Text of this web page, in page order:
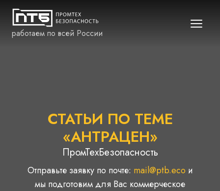
работаем по всей России
СТАТЬИ ПО ТЕМЕ
«АНТРАЦЕН»
ПромТехБезопасность
Отправьте заявку по почте: mail@ptb.eco и
мы подготовим для Вас коммерческое